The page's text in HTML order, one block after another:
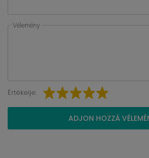
Vélemény
Értékelje:
ADJON HOZZÁ